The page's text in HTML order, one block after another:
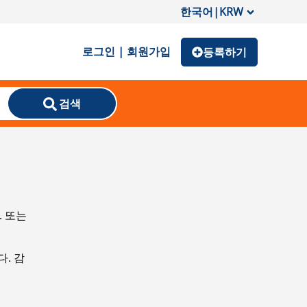
한국어|KRW
로그인 | 회원가입 등록하기
검색
또는
. 감